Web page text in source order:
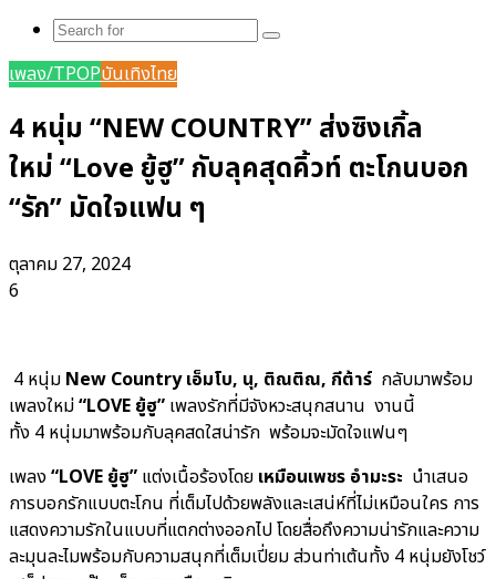
Search
เพลง/TPOPบันเทิงไทย
4 หนุ่ม “NEW COUNTRY” ส่งซิงเกิ้ล
ใหม่ “Love ยู้ฮู” กับลุคสุดคิ้วท์ ตะโกนบอก
“รัก” มัดใจแฟน ๆ
ตุลาคม 27, 2024
6
4 หนุ่ม New Country เอ็มโบ, นุ, ติณติณ, กีต้าร์ กลับมาพร้อม
เพลงใหม่“LOVE ยู้ฮู” เพลงรักที่มีจังหวะสนุกสนาน งานนี้
ทั้ง 4 หนุ่มมาพร้อมกับลุคสดใสน่ารัก พร้อมจะมัดใจแฟนๆ
เพลง“LOVE ยู้ฮู” แต่งเนื้อร้องโดย เหมือนเพชร อำมะระ นำเสนอ
การบอกรักแบบตะโกน ที่เต็มไปด้วยพลังและเสน่ห์ที่ไม่เหมือนใคร การ
แสดงความรักในแบบที่แตกต่างออกไป โดยสื่อถึงความน่ารักและความ
ละมุนละไมพร้อมกับความสนุกที่เต็มเปี่ยม ส่วนท่าเต้นทั้ง 4 หนุ่มยังโชว์